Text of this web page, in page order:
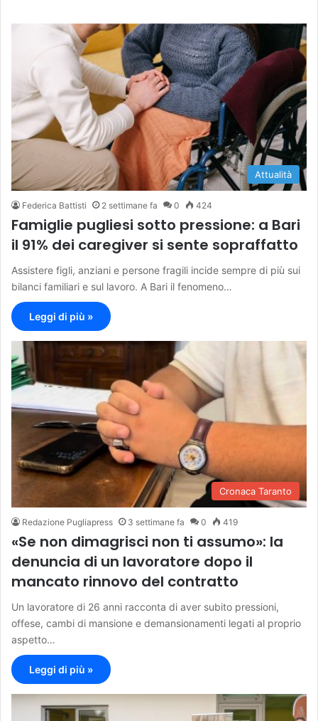
Attualità
Federica Battisti 2 settimane fa 0 424
Famiglie pugliesi sotto pressione: a Bari
il 91% dei caregiver si sente sopraffatto
Assistere figli, anziani e persone fragili incide sempre di più sui
bilanci familiari e sul lavoro. A Bari il fenomeno…
Leggi di più »
Cronaca Taranto
Redazione Pugliapress 3 settimane fa 0 419
«Se non dimagrisci non ti assumo»: la
denuncia di un lavoratore dopo il
mancato rinnovo del contratto
Un lavoratore di 26 anni racconta di aver subito pressioni,
offese, cambi di mansione e demansionamenti legati al proprio
aspetto…
Leggi di più »